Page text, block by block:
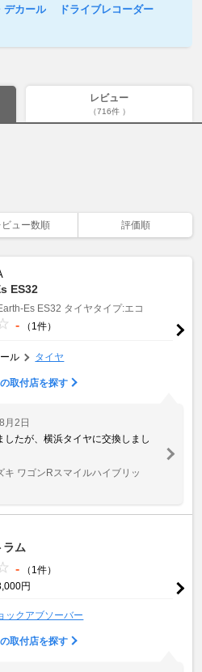
デカール
ドライブレコーダー
レビュー
（716件 ）
ビュー数順 評価順
ES32
Es ES32 タイヤタイプ:エコ
- （1件）
ル タイヤ
取付店を探す
月2日
たが、横浜タイヤに交換しまし
キ ワゴンRスマイルハイブリッ
ラム
-
（1件）
円
ックアブソーバー
取付店を探す